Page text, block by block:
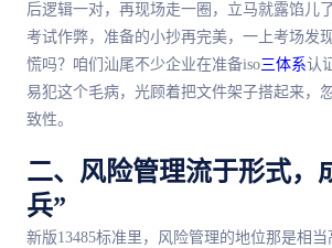
后逻辑一对，再现场走一圈，立马就露馅儿
考试作弊，准备的小抄再完美，一上考场发
慌吗？咱们汕尾不少企业在准备iso三体系认
易犯这个毛病，光顾着把文件架子搭起来，
致性。
二、风险管理流于形式，
兵”
新版13485标准里，风险管理的地位那是相